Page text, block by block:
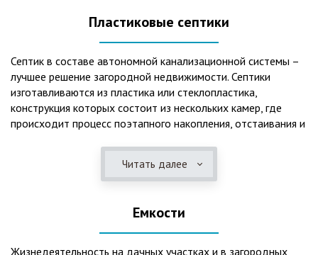
Пластиковые септики
Септик в составе автономной канализационной системы –
лучшее решение загородной недвижимости. Септики
изготавливаются из пластика или стеклопластика,
конструкция которых состоит из нескольких камер, где
происходит процесс поэтапного накопления, отстаивания и
длительный срок службы, так как не подвержены коррозии.
2. Обладают высокой прочностью – способны
состоянии. 3. Могут эксплуатироваться в любом регионе
России при любых низких температурах. 4. Полностью
герметичны, что дает гарантию по полной безопасности
Читать далее
Емкости
Жизнедеятельность на дачных участках и в загородных